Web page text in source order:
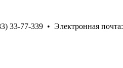
33-77-339 • Электронная почта: